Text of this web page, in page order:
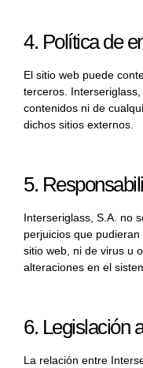
4. Política de
El sitio web puede
terceros.
contenidos ni de
dichos sitios externos.
5.
Interseriglass, S.A. no
perjuicios que
sitio web, ni de virus u
alteraciones en el
6. Legislación
La relación entre